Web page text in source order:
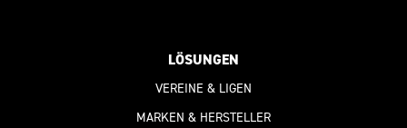
LÖSUNGEN
VEREINE & LIGEN
MARKEN & HERSTELLER